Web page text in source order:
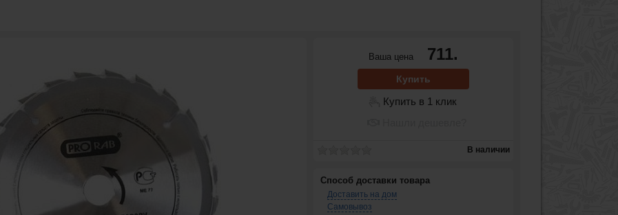
Ваша цена 711.
Купить
Купить в 1 клик
В наличии
Способ доставки товара
Доставить на дом
Самовывоз